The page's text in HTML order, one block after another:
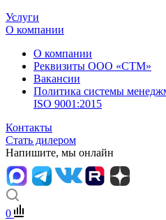
Услуги
О компании
О компании
Реквизиты ООО «СТМ»
Вакансии
Политика системы
ISO 9001:2015
Контакты
Стать дилером
Напишите, мы онлайн
0